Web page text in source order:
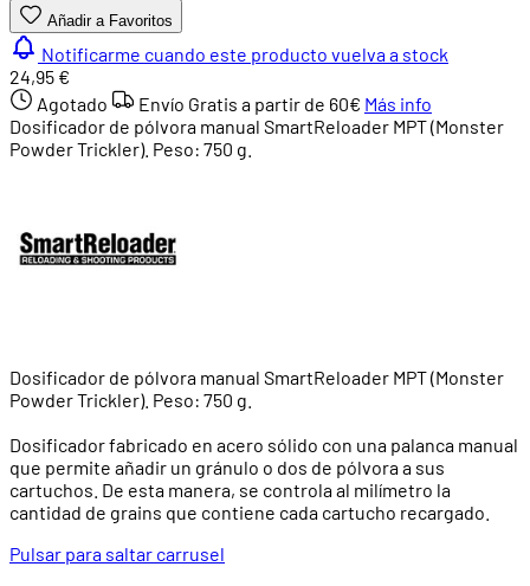
Añadir a Favoritos
Notificarme cuando este producto vuelva a stock
24,95 €
Agotado
Envío Gratis a partir de 60€ Más info
Dosificador de pólvora manual SmartReloader MPT (Monster
Powder Trickler). Peso: 750 g.
Dosificador de pólvora manual SmartReloader MPT (Monster
Powder Trickler). Peso: 750 g.
Dosificador fabricado en acero sólido con una palanca manual
que permite añadir un gránulo o dos de pólvora a sus
cartuchos. De esta manera, se controla al milímetro la
cantidad de grains que contiene cada cartucho recargado.
Pulsar para saltar carrusel